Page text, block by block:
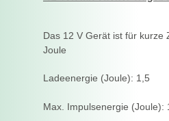
Das 12 V Gerät ist für kurze
Joule
Ladeenergie (Joule): 1,5
Max. Impulsenergie (Joule):